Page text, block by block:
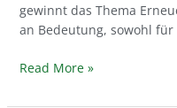
gewinnt das Thema
an Bedeutung, sowohl für
Read More »